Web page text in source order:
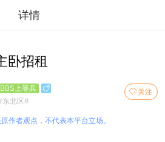
详情
卧招租
关注
上等兵
东北区#
作者观点，不代表本平台立场。